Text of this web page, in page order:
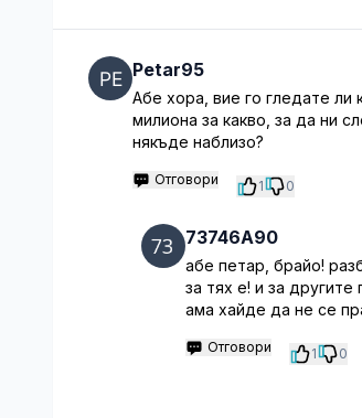
Petar95
Абе хора, вие го гледате ли
милиона за какво, за да ни
някъде наблизо?
Отговори 1 0
73746A90
абе петар, брайо!
за тях е! и за другите
ама хайде да не се
Отговори 1 0